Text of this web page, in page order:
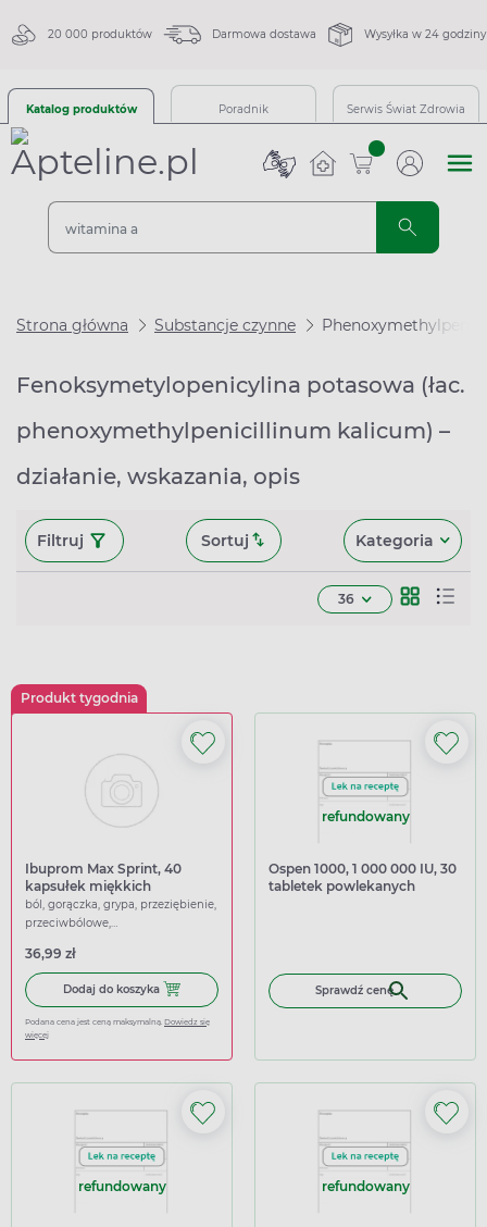
20 000 produktów Darmowa dostawa Wysyłka w 24 godziny
Katalog produktów Poradnik Serwis Świat Zdrowia
sztuk
Strona główna Substancje czynne
Fenoksymetylopenicylina potasowa (łac.
phenoxymethylpenicillinum kalicum) –
działanie, wskazania, opis
Filtruj Sortuj Kategoria
36
Produkt tygodnia
Ibuprom Max Sprint, 40
kapsułek miękkich
ból, gorączka, grypa, przeziębienie,
przeciwbólowe,
36,99 zł
Dodaj do koszyka Dodaj do koszyka Ibuprom Max Sprint, 40 kapsułek
Podana cena jest ceną maksymalną. Dowiedz się
więcej
refundowany
Ospen 1000, 1 000 000 IU, 30
tabletek powlekanych
Sprawdź cenę
refundowany refundowany